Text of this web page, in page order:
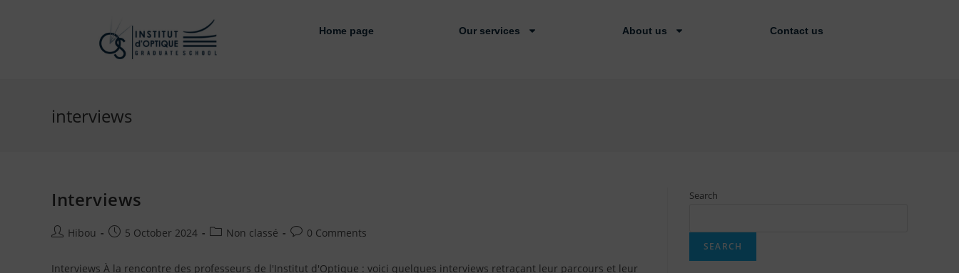
Home page Our services About us Contact us
interviews
Interviews
Hibou 5 October 2024 Non classé 0 Comments
Interviews À la rencontre des professeurs de l'Institut d'Optique : voici quelques interviews retraçant leur parcours et leur
Search
SEARCH